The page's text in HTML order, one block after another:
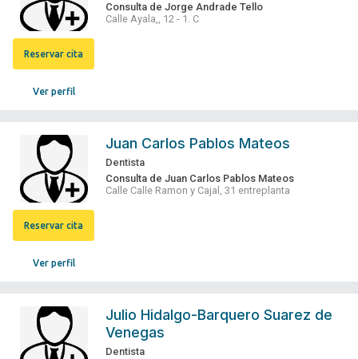
Ver perfil
Reservar cita
Consulta de Jorge Andrade Tello
Calle Ayala,, 12 - 1. C
Ver perfil
Reservar cita
Juan Carlos Pablos Mateos
Dentista
Consulta de Juan Carlos Pablos Mateos
Calle Calle Ramon y Cajal, 31 entreplanta
Julio Hidalgo-Barquero Suarez de
Venegas
Dentista